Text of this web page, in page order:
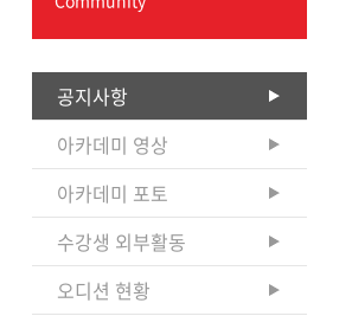
공지사항
아카데미 영상
아카데미 포토
수강생 외부활동
오디션 현황